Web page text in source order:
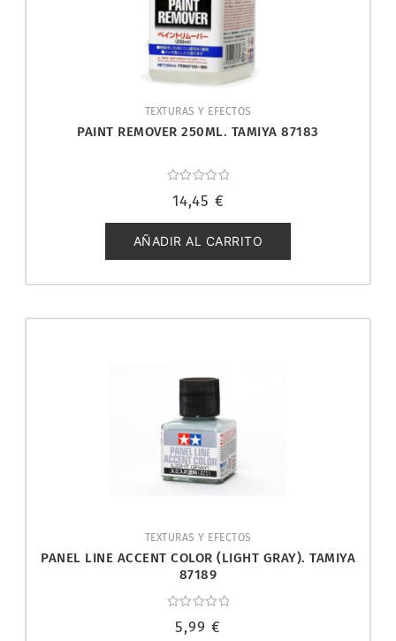
TEXTURAS Y EFECTOS
PAINT REMOVER 250ML. TAMIYA 87183
con
de
5
14,45 €
AÑADIR AL CARRITO
TEXTURAS Y EFECTOS
PANEL LINE ACCENT COLOR (LIGHT GRAY). TAMIYA
87189
con
5,99 €